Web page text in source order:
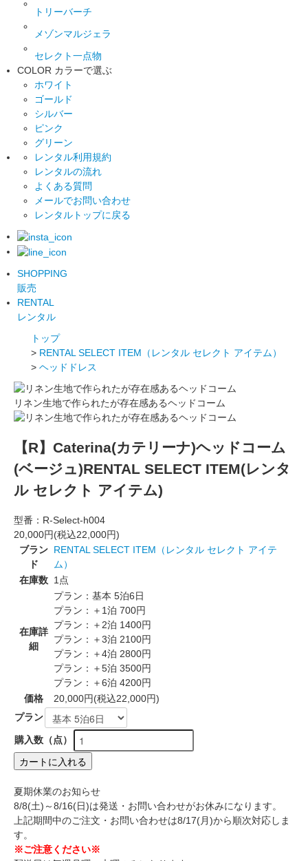
トリーバーチ
メゾンマルジェラ
セレクト一点物
COLOR カラーで選ぶ
ホワイト
ゴールド
シルバー
ピンク
グリーン
レンタル利用規約
レンタルの流れ
よくある質問
メールでお問い合わせ
レンタルトップに戻る
SHOPPING
販売
RENTAL
レンタル
トップ
> RENTAL SELECT ITEM（レンタル セレクト アイテム）
> ヘッドドレス
リネン生地で作られたが存在感あるヘッドコーム
【R】Caterina(カテリーナ)ヘッドコーム
(ベージュ)RENTAL SELECT ITEM(レンタ
ル セレクト アイテム)
型番： R-Select-h004
20,000円(税込22,000円)
ブラン
ド
RENTAL SELECT ITEM（レンタル セレクト アイテ
ム）
在庫数 1点
在庫詳
細
プラン：基本 5泊6日
プラン：＋1泊 700円
プラン：＋2泊 1400円
プラン：＋3泊 2100円
プラン：＋4泊 2800円
プラン：＋5泊 3500円
プラン：＋6泊 4200円
価格
20,000円(税込22,000円)
プラン
購入数（点）
カートに入れる
夏期休業のお知らせ
8/8(土)～8/16(日)は発送・お問い合わせがお休みになります。
上記期間中のご注文・お問い合わせは8/17(月)から順次対応しま
す。
※ご注意ください※